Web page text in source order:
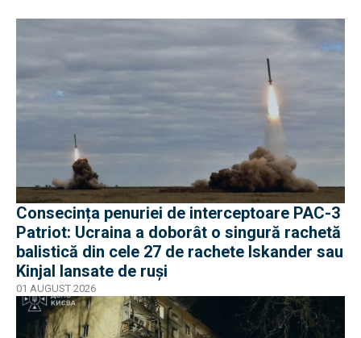
Consecința penuriei de interceptoare PAC-3
Patriot: Ucraina a doborât o singură rachetă
balistică din cele 27 de rachete Iskander sau
Kinjal lansate de ruși
01 AUGUST 2026